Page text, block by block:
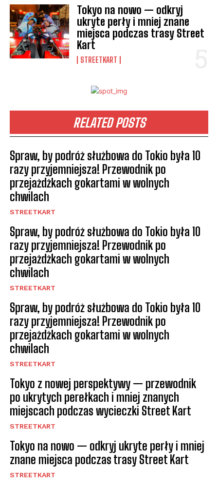
Tokyo na nowo — odkryj
ukryte perły i mniej znane
miejsca podczas trasy Street
Kart
STREETKART
RELATED POSTS
Spraw, by podróż służbowa do Tokio była 10
razy przyjemniejsza! Przewodnik po
przejażdżkach gokartami w wolnych
chwilach
STREETKART
Spraw, by podróż służbowa do Tokio była 10
razy przyjemniejsza! Przewodnik po
przejażdżkach gokartami w wolnych
chwilach
STREETKART
Spraw, by podróż służbowa do Tokio była 10
razy przyjemniejsza! Przewodnik po
przejażdżkach gokartami w wolnych
chwilach
STREETKART
Tokyo z nowej perspektywy — przewodnik
po ukrytych perełkach i mniej znanych
miejscach podczas wycieczki Street Kart
STREETKART
Tokyo na nowo — odkryj ukryte perły i mniej
znane miejsca podczas trasy Street Kart
STREETKART